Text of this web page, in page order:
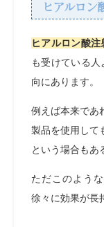
ヒアルロン
ヒアルロン酸
も受けている
向にあります。
例えば本来であ
製品を使用して
という場合もあ
ただこのよう
徐々に効果が長